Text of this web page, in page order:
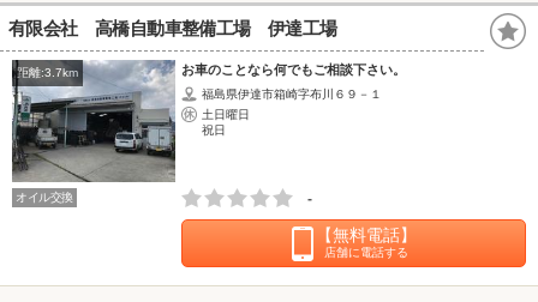
有限会社 高橋自動車整備工場 伊達工場
距離:3.7km お車のことなら何でもご相談下さい。
福島県伊達市箱崎字布川６９－１
土日曜日
祝日
オイル交換 -
【無料電話】
店舗に電話する